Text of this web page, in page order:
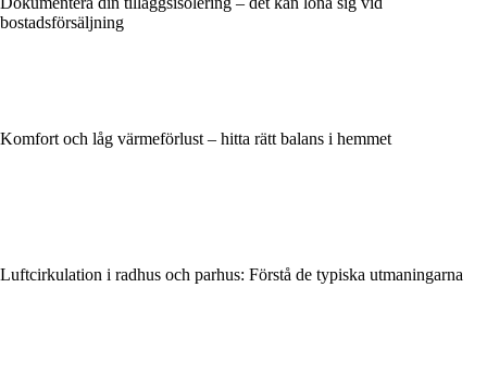
bostadsförsäljning
Komfort och låg värmeförlust – hitta rätt balans i hemmet
Luftcirkulation i radhus och parhus: Förstå de typiska utmaningarna